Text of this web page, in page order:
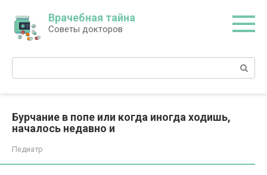
контенту
Врачебная тайна
Советы докторов
Поиск:
Бурчание в попе или когда иногда ходишь,
началось недавно и
Педиатр